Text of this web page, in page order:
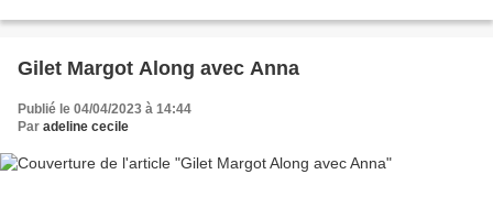
Gilet Margot Along avec Anna
Publié le 04/04/2023 à 14:44
Par adeline cecile